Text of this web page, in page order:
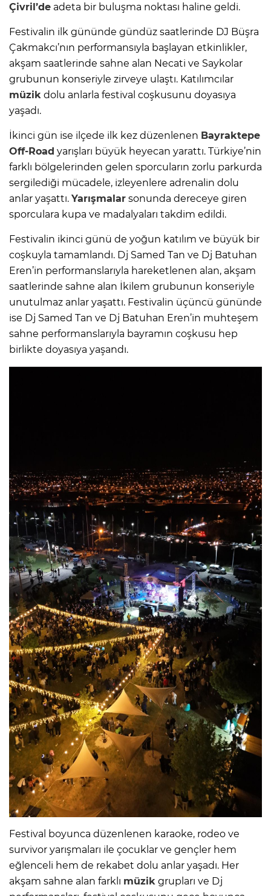
Çivril’de adeta bir buluşma noktası haline geldi.
Festivalin ilk gününde gündüz saatlerinde DJ Büşra
Çakmakcı’nın performansıyla başlayan etkinlikler,
akşam saatlerinde sahne alan Necati ve Saykolar
grubunun konseriyle zirveye ulaştı. Katılımcılar
müzik dolu anlarla festival coşkusunu doyasıya
yaşadı.
İkinci gün ise ilçede ilk kez düzenlenen Bayraktepe
Off-Road yarışları büyük heyecan yarattı. Türkiye’nin
farklı bölgelerinden gelen sporcuların zorlu parkurda
sergilediği mücadele, izleyenlere adrenalin dolu
anlar yaşattı. Yarışmalar sonunda dereceye giren
sporculara kupa ve madalyaları takdim edildi.
Festivalin ikinci günü de yoğun katılım ve büyük bir
coşkuyla tamamlandı. Dj Samed Tan ve Dj Batuhan
Eren’in performanslarıyla hareketlenen alan, akşam
saatlerinde sahne alan İkilem grubunun konseriyle
unutulmaz anlar yaşattı. Festivalin üçüncü gününde
ise Dj Samed Tan ve Dj Batuhan Eren’in muhteşem
sahne performanslarıyla bayramın coşkusu hep
birlikte doyasıya yaşandı.
Festival boyunca düzenlenen karaoke, rodeo ve
survivor yarışmaları ile çocuklar ve gençler hem
eğlenceli hem de rekabet dolu anlar yaşadı. Her
akşam sahne alan farklı müzik grupları ve Dj